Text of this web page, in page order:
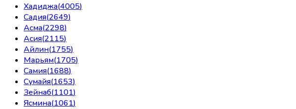
Хадиджа(4005)
Садия(2649)
Асма(2298)
Асия(2115)
Айлин(1755)
Марьям(1705)
Самия(1688)
Сумайя(1653)
Зейнаб(1101)
Ясмина(1061)